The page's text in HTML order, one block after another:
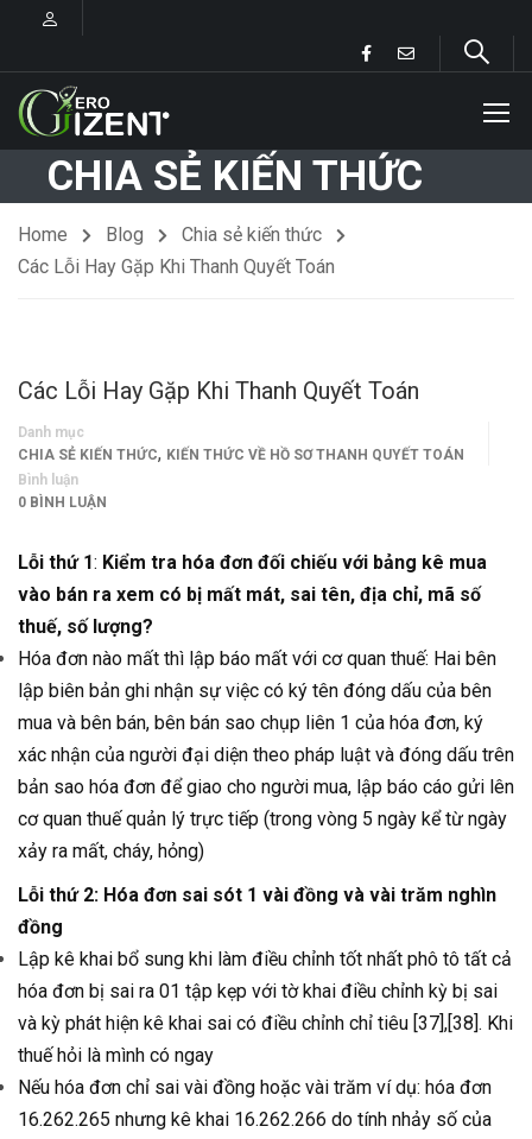
CHIA SẺ KIẾN THỨC
Home Blog
Chia sẻ kiến thức
Các Lỗi Hay Gặp Khi Thanh Quyết Toán
Các Lỗi Hay Gặp Khi Thanh Quyết Toán
Danh mục
CHIA SẺ KIẾN THỨC, KIẾN THỨC VỀ HỒ SƠ THANH QUYẾT TOÁN
Bình luận
0 BÌNH LUẬN
Lỗi thứ 1: Kiểm tra hóa đơn đối chiếu với bảng kê mua
vào bán ra xem có bị mất mát, sai tên, địa chỉ, mã số
thuế, số lượng?
Hóa đơn nào mất thì lập báo mất với cơ quan thuế: Hai bên
lập biên bản ghi nhận sự việc có ký tên đóng dấu của bên
mua và bên bán, bên bán sao chụp liên 1 của hóa đơn, ký
xác nhận của người đại diện theo pháp luật và đóng dấu trên
bản sao hóa đơn để giao cho người mua, lập báo cáo gửi lên
cơ quan thuế quản lý trực tiếp (trong vòng 5 ngày kể từ ngày
xảy ra mất, cháy, hỏng)
Lỗi thứ 2: Hóa đơn sai sót 1 vài đồng và vài trăm nghìn
đồng
Lập kê khai bổ sung khi làm điều chỉnh tốt nhất phô tô tất cả
hóa đơn bị sai ra 01 tập kẹp với tờ khai điều chỉnh kỳ bị sai
và kỳ phát hiện kê khai sai có điều chỉnh chỉ tiêu [37],[38]. Khi
thuế hỏi là mình có ngay
Nếu hóa đơn chỉ sai vài đồng hoặc vài trăm ví dụ: hóa đơn
16.262.265 nhưng kê khai 16.262.266 do tính nhảy số của